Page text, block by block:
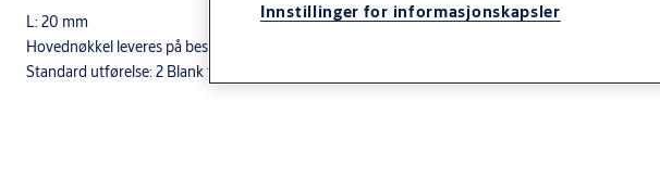
L: 20 mm
Hovednøkkel leveres på bestilling.
Standard utførelse: 2 Blank forkromming.
Innstillinger for informasjonskapsler